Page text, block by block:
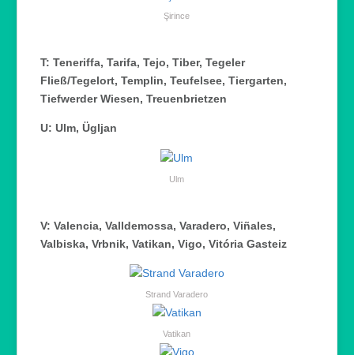
Şirince
T: Teneriffa, Tarifa, Tejo, Tiber, Tegeler
Fließ/Tegelort, Templin, Teufelsee, Tiergarten,
Tiefwerder Wiesen, Treuenbrietzen
U: Ulm, Ügljan
Ulm
V: Valencia, Valldemossa, Varadero, Viñales,
Valbiska, Vrbnik, Vatikan, Vigo, Vitória Gasteiz
Strand Varadero
Vatikan